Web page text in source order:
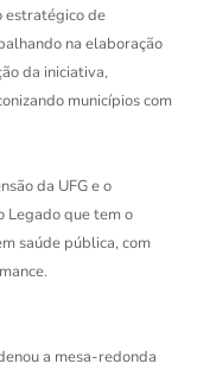
estratégico de
na elaboração
da iniciativa,
municípios com
da UFG e o
Legado que tem o
saúde pública, com
a mesa-redonda